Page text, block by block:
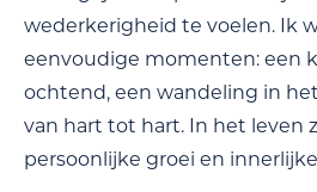
wederkerigheid te voelen. Ik
eenvoudige momenten: een
ochtend, een wandeling in
van hart tot hart. In het leven
persoonlijke groei en